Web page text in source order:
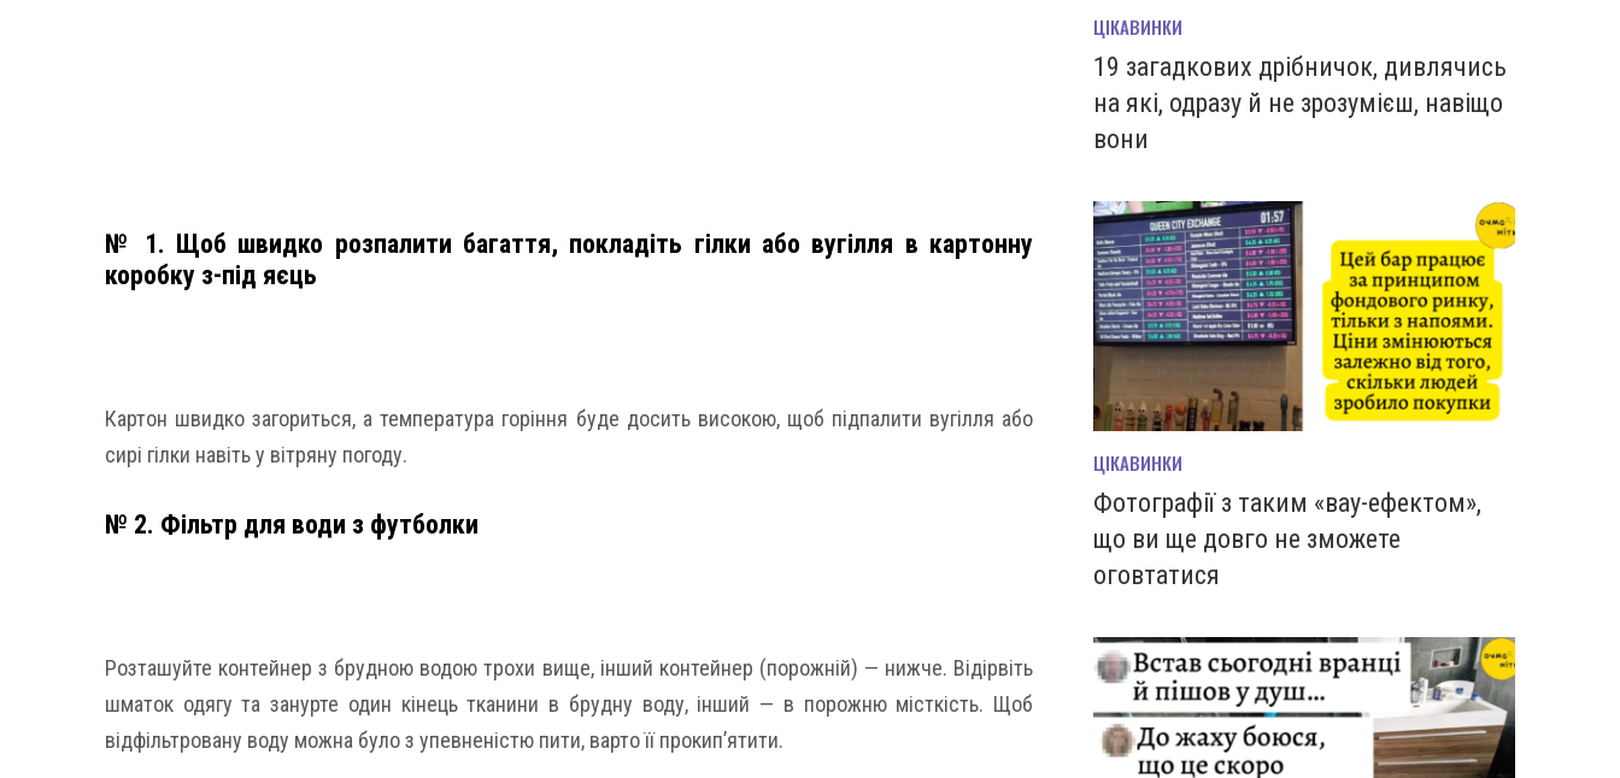
№ 1. Щоб швидко розпалити багаття, покладіть гілки або вугілля в картонну
коробку з-під яєць
Картон швидко загориться, а температура горіння буде досить високою, щоб підпалити вугілля або
сирі гілки навіть у вітряну погоду.
№ 2. Фільтр для води з футболки
Розташуйте контейнер з брудною водою трохи вище, інший контейнер (порожній) — нижче. Відірвіть
шматок одягу та занурте один кінець тканини в брудну воду, інший — в порожню місткість. Щоб
відфільтровану воду можна було з упевненістю пити, варто її прокип’ятити.
ЦІКАВИНКИ
19 загадкових дрібничок, дивлячись
на які, одразу й не зрозумієш, навіщо
вони
ЦІКАВИНКИ
Фотографії з таким «вау-ефектом»,
що ви ще довго не зможете
оговтатися